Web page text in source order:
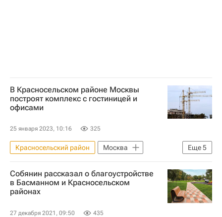
В Красносельском районе Москвы
построят комплекс с гостиницей и
офисами
25 января 2023, 10:16 325
Еще5
Красносельский район
Москва
Коммерческая недвижимость
Москомстройинвест
Гостиницы
Отели
Собянин рассказал о благоустройстве
в Басманном и Красносельском
районах
27 декабря 2021, 09:50 435